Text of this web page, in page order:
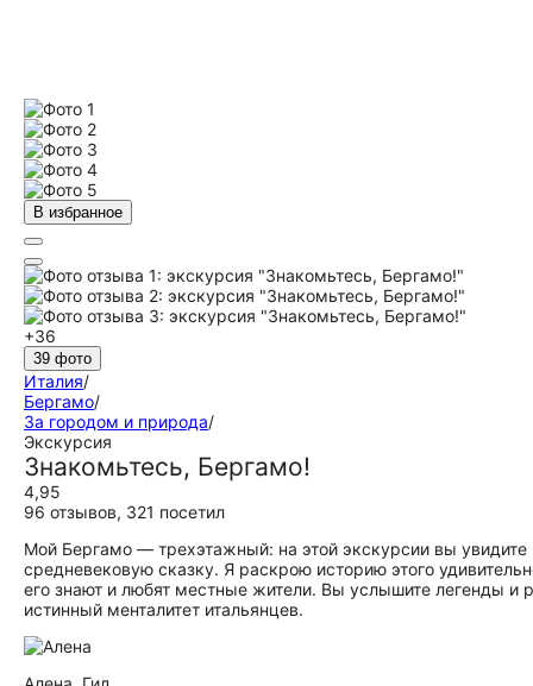
В избранное
+36
39 фото
Италия/
Бергамо/
За городом и природа/
Экскурсия
Знакомьтесь, Бергамо!
4,95
96 отзывов, 321 посетил
Мой Бергамо — трехэтажный: на этой экскурсии вы
средневековую сказку. Я раскрою историю этого
его знают и любят местные жители. Вы услышите легенды
истинный менталитет итальянцев.